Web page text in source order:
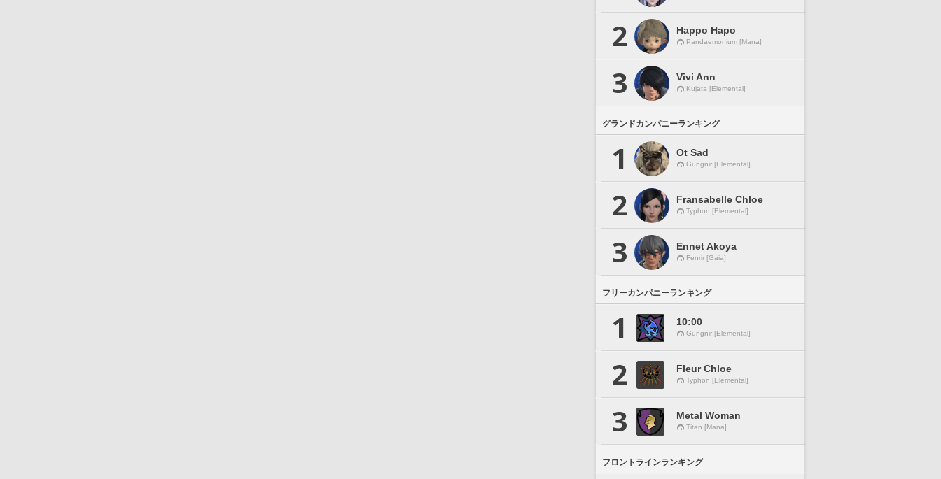
2 Happo Hapo
Pandaemonium [Mana]
3 Vivi Ann
Kujata [Elemental]
グランドカンパニーランキング
1 Ot Sad
Gungnir [Elemental]
2 Fransabelle Chloe
Typhon [Elemental]
3 Ennet Akoya
Fenrir [Gaia]
フリーカンパニーランキング
1 10:00
Gungnir [Elemental]
2 Fleur Chloe
Typhon [Elemental]
3 Metal Woman
Titan [Mana]
フロントラインランキング